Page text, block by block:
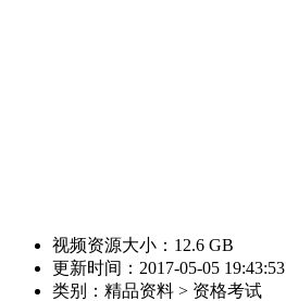
视频资源大小：12.6 GB
更新时间：2017-05-05 19:43:53
类别：精品资料 > 资格考试